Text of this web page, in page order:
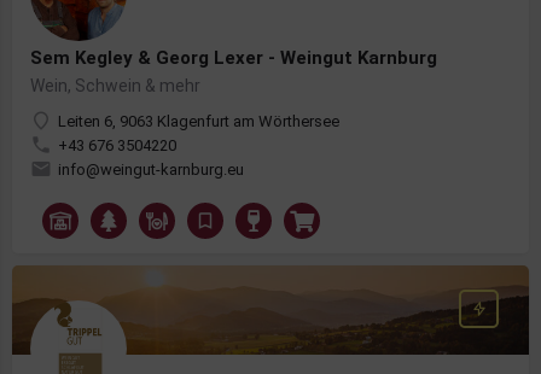
Sem Kegley & Georg Lexer - Weingut Karnburg
Wein, Schwein & mehr
Leiten 6, 9063 Klagenfurt am Wörthersee
+43 676 3504220
info@weingut-karnburg.eu